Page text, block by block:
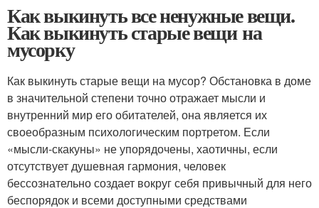
Как выкинуть все ненужные вещи.
Как выкинуть старые вещи на
мусорку
Как выкинуть старые вещи на мусор? Обстановка в доме
в значительной степени точно отражает мысли и
внутренний мир его обитателей, она является их
своеобразным психологическим портретом. Если
«мысли-скакуны» не упорядочены, хаотичны, если
отсутствует душевная гармония, человек
бессознательно создает вокруг себя привычный для него
беспорядок и всеми доступными средствами